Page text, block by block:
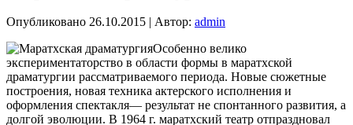
Опубликовано 26.10.2015 | Автор: admin
Особенно велико
экспериментаторство в области формы в маратхской
драматургии рассматриваемого периода. Новые сюжетные
построения, новая техника актерского исполнения и
оформления спектакля— результат не спонтанного развития, а
долгой эволюции. В 1964 г. маратхский театр отпраздновал